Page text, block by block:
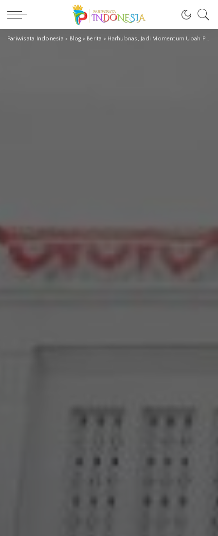
Pariwisata Indonesia > Blog > Berita > Harhubnas, Jadi Momentum Ubah Pola Kerja Organisasi